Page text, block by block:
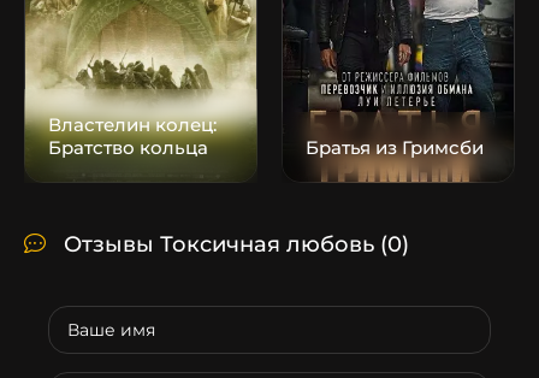
Властелин колец:
Братство кольца
Братья из Гримсби
Отзывы Токсичная любовь (0)